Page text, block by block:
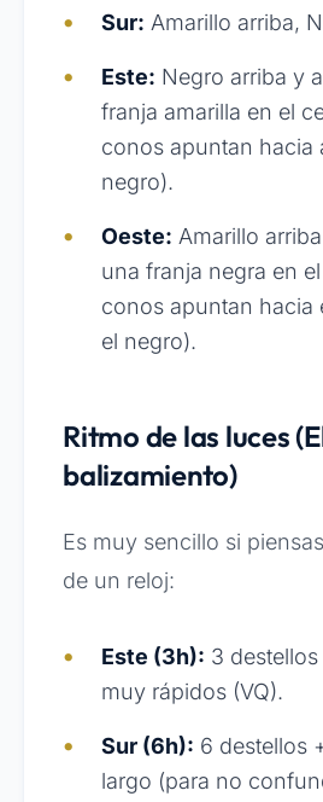
Sur: Amarillo arriba,
Este: Negro arriba y
franja amarilla en el
conos apuntan hacia
negro).
Oeste: Amarillo
una franja negra en
conos apuntan hacia
el negro).
Ritmo de las luces
balizamiento)
Es muy sencillo si
de un reloj:
Este (3h): 3
muy rápidos (VQ).
Sur (6h): 6 destellos
largo (para no